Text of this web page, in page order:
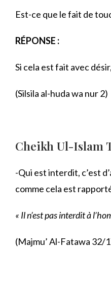
Est-ce que le fait de
RÉPONSE :
Si cela est fait avec
(Silsila al-huda wa nur 2)
Cheikh Ul-Islam
-Qui est interdit, c’est
comme cela est
« Il n’est pas interdit à
(Majmu’ Al-Fatawa 32/